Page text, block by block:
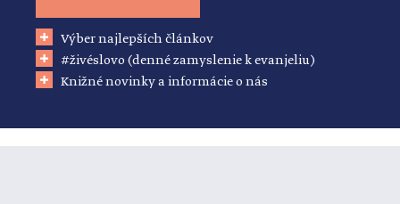
Výber najlepších článkov
#živéslovo (denné zamyslenie k evanjeliu)
Knižné novinky a informácie o nás